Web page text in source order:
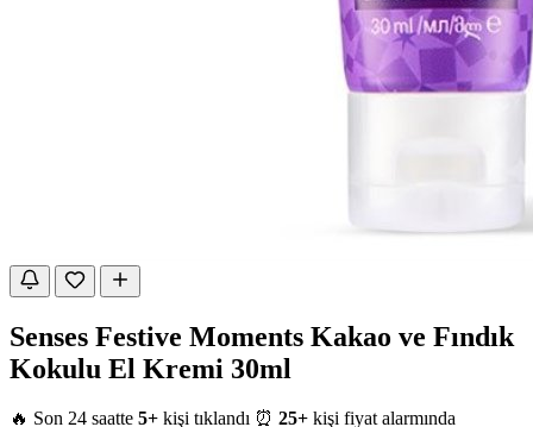
Senses Festive Moments Kakao ve Fındık
Kokulu El Kremi 30ml
🔥 Son 24 saatte 5+ kişi tıklandı ⏰ 25+ kişi fiyat alarmında